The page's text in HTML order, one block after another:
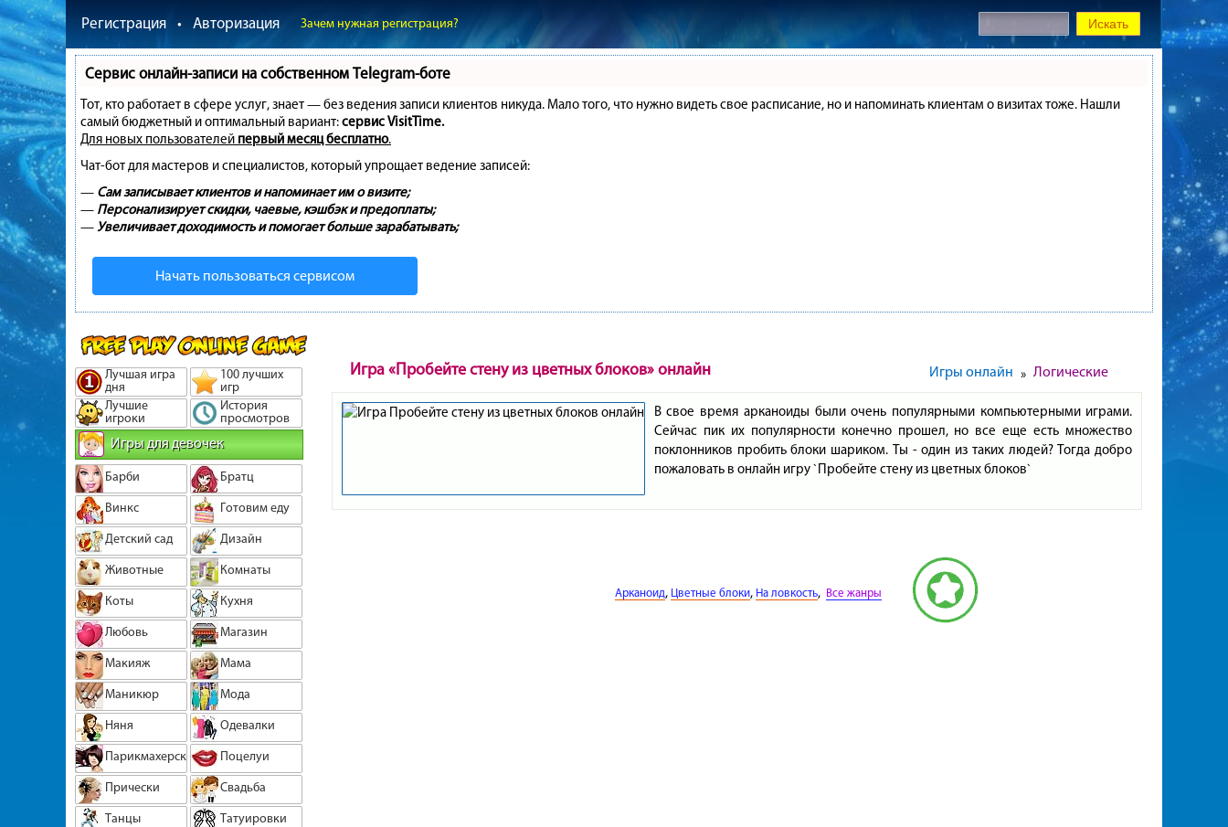
Регистрация • Авторизация Зачем нужная регистрация?
Сервис онлайн-записи на собственном Telegram-боте
Тот, кто работает в сфере услуг, знает — без ведения записи клиентов никуда. Мало того, что нужно видеть свое расписание, но и напоминать клиентам о визитах тоже. Нашли
самый бюджетный и оптимальный вариант:сервис VisitTime.
Для новых пользователей первый месяц бесплатно.
Чат-бот для мастеров и специалистов, который упрощает ведение записей:
— Сам записывает клиентов и напоминает им о визите;
— Персонализирует скидки, чаевые, кэшбэк и предоплаты;
—Увеличивает доходимость и помогает больше зарабатывать;
Начать пользоваться сервисом
Лучшая игра
дня
100 лучших
игр
Лучшие
игроки
История
просмотров
Игры для девочек
Барби
Братц
Винкс
Готовим еду
Детский сад
Дизайн
Животные
Комнаты
Коты
Кухня
Любовь
Магазин
Макияж
Мама
Маникюр
Мода
Няня
Одевалки
Парикмахерская
Поцелуи
Прически
Свадьба
Танцы
Татуировки
Игра «Пробейте стену из цветных блоков» онлайн Игры онлайн » Логические
В свое время арканоиды были очень популярными компьютерными играми.
Сейчас пик их популярности конечно прошел, но все еще есть множество
поклонников пробить блоки шариком. Ты - один из таких людей? Тогда добро
пожаловать в онлайн игру `Пробейте стену из цветных блоков`
Арканоид, Цветные блоки, На ловкость, Все жанры